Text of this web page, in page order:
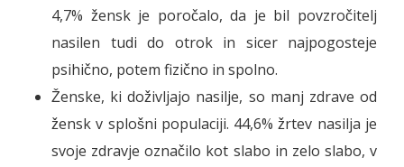
4,7% žensk je poročalo, da je bil povzročitelj
nasilen tudi do otrok in sicer najpogosteje
psihično, potem fizično in spolno.
Ženske, ki doživljajo nasilje, so manj zdrave od
žensk v splošni populaciji. 44,6% žrtev nasilja je
svoje zdravje označilo kot slabo in zelo slabo, v